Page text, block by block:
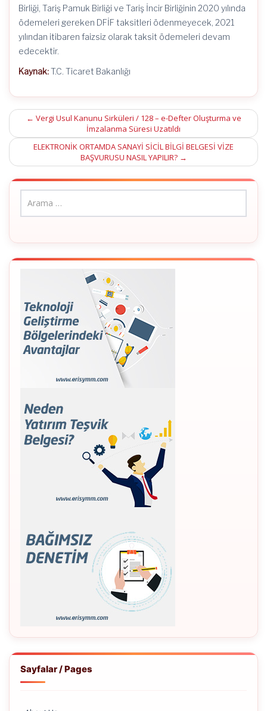
Birliği, Tariş Pamuk Birliği ve Tariş İncir Birliğinin 2020 yılında
ödemeleri gereken DFİF taksitleri ödenmeyecek, 2021
yılından itibaren faizsiz olarak taksit ödemeleri devam
edecektir.
Kaynak:T.C. Ticaret Bakanlığı
Post
navigation
← Vergi Usul Kanunu Sirküleri / 128 – e-Defter Oluşturma ve
İmzalanma Süresi Uzatıldı
ELEKTRONİK ORTAMDA SANAYİ SİCİL BİLGİ BELGESİ VİZE
BAŞVURUSU NASIL YAPILIR? →
Sayfalar / Pages